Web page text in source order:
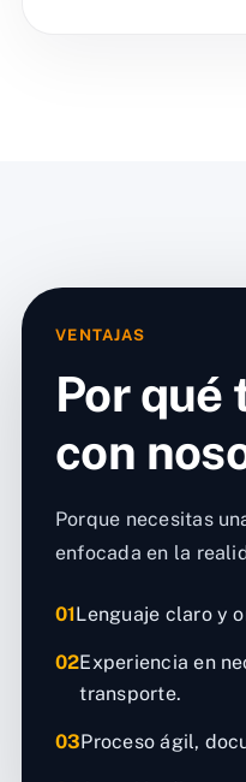
VENTAJAS
Por qué
con
Porque necesitas
enfocada en la
01Lenguaje claro y
02Experiencia en
transporte.
03Proceso ágil,